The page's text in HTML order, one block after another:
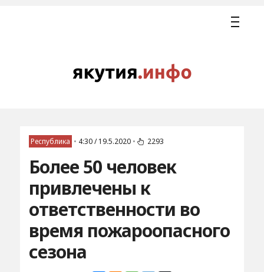
Республика • 4:30 / 19.5.2020 • 2293
Более 50 человек
привлечены к
ответственности во
время пожароопасного
сезона